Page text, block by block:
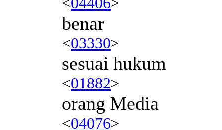
benar
<03330>
sesuai hukum
<01882>
orang Media
<04076>